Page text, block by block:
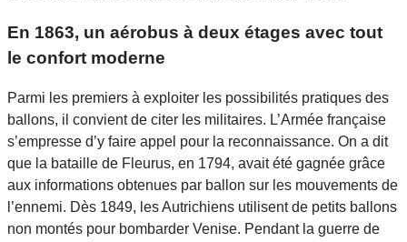
En 1863, un aérobus à deux étages avec tout
le confort moderne
Parmi les premiers à exploiter les possibilités pratiques des
ballons, il convient de citer les militaires. L’Armée française
s’empresse d’y faire appel pour la reconnaissance. On a dit
que la bataille de Fleurus, en 1794, avait été gagnée grâce
aux informations obtenues par ballon sur les mouvements de
l’ennemi. Dès 1849, les Autrichiens utilisent de petits ballons
non montés pour bombarder Venise. Pendant la guerre de